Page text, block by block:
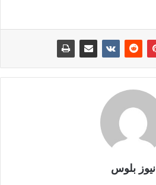
نيوز بلوس